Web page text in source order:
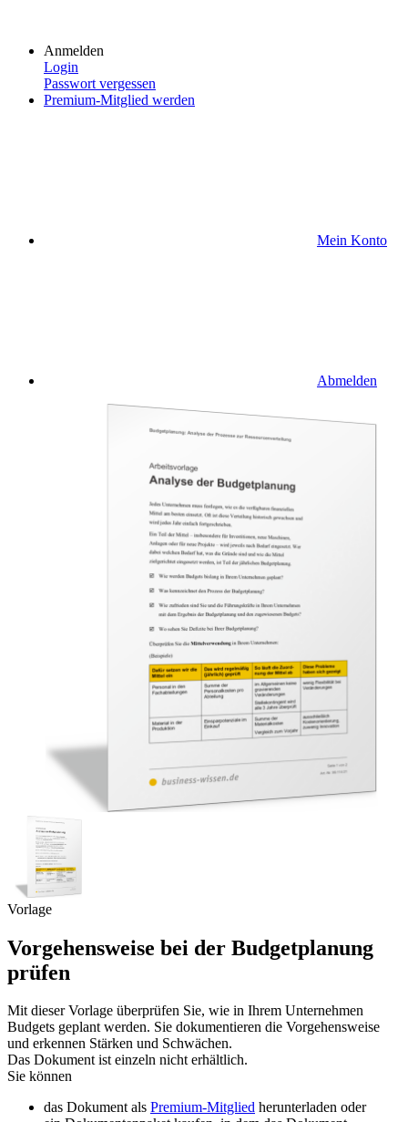
Anmelden
Login
Passwort vergessen
Premium-Mitglied werden
Mein Konto
Abmelden
Vorlage
Vorgehensweise bei der Budgetplanung
prüfen
Mit dieser Vorlage überprüfen Sie, wie in Ihrem Unternehmen
Budgets geplant werden. Sie dokumentieren die Vorgehensweise
und erkennen Stärken und Schwächen.
Das Dokument ist einzeln nicht erhältlich.
Sie können
das Dokument als Premium-Mitglied herunterladen oder